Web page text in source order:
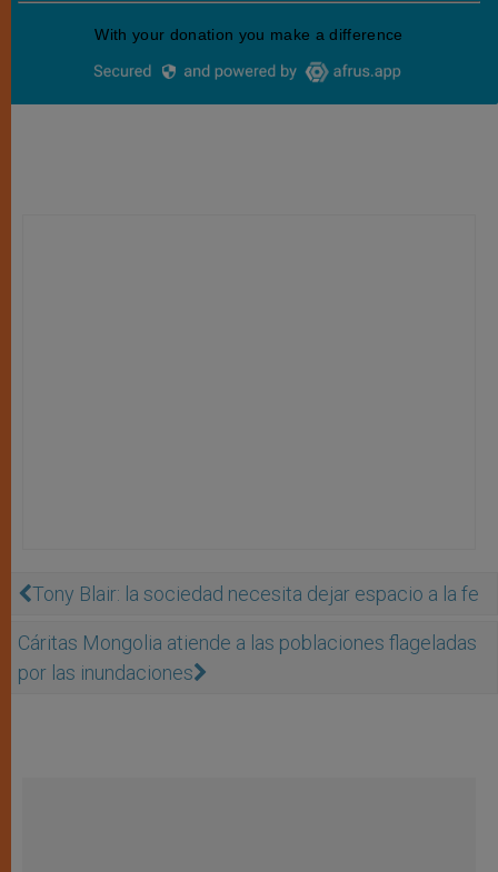
Tony Blair: la sociedad necesita dejar espacio a la fe
Cáritas Mongolia atiende a las poblaciones flageladas
por las inundaciones